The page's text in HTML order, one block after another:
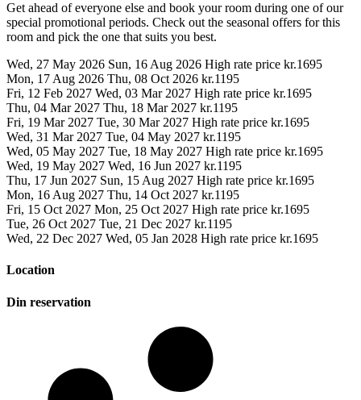
Get ahead of everyone else and book your room during one of our
special promotional periods. Check out the seasonal offers for this
room and pick the one that suits you best.
Wed, 27 May 2026 Sun, 16 Aug 2026 High rate price kr.1695
Mon, 17 Aug 2026 Thu, 08 Oct 2026 kr.1195
Fri, 12 Feb 2027 Wed, 03 Mar 2027 High rate price kr.1695
Thu, 04 Mar 2027 Thu, 18 Mar 2027 kr.1195
Fri, 19 Mar 2027 Tue, 30 Mar 2027 High rate price kr.1695
Wed, 31 Mar 2027 Tue, 04 May 2027 kr.1195
Wed, 05 May 2027 Tue, 18 May 2027 High rate price kr.1695
Wed, 19 May 2027 Wed, 16 Jun 2027 kr.1195
Thu, 17 Jun 2027 Sun, 15 Aug 2027 High rate price kr.1695
Mon, 16 Aug 2027 Thu, 14 Oct 2027 kr.1195
Fri, 15 Oct 2027 Mon, 25 Oct 2027 High rate price kr.1695
Tue, 26 Oct 2027 Tue, 21 Dec 2027 kr.1195
Wed, 22 Dec 2027 Wed, 05 Jan 2028 High rate price kr.1695
Location
Din reservation